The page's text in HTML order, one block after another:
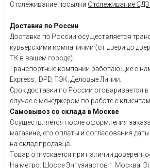
Отслеживание посылки Отслеживание
Доставка по России
Доставка по России осуществляется
курьерскими компаниями (от двери до
ТК в вашем городе).
Транспортные компании работающие с
Express, DPD, ПЭК, Деловые Линии.
Срок доставки по России оговаривается
случае с менеджером по работе с
Самовывоз со склада в Москве
Осуществляется после оформления
магазине, его оплаты и согласования
на склад продавца.
Товар отпускается при наличии
На метро: Шоссе Энтузиастов г. Москва,